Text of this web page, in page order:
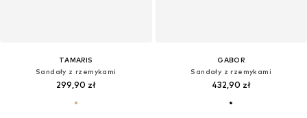
TAMARIS
Sandały z rzemykami
299,90 zł
GABOR
Sandały z rzemykami
432,90 zł